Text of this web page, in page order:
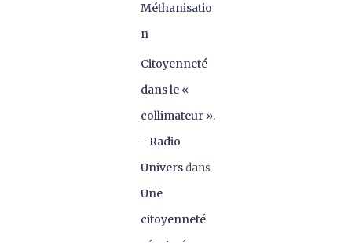
Méthanisatio
n
Citoyenneté
dans le «
collimateur ».
- Radio
Universdans
Une
citoyenneté